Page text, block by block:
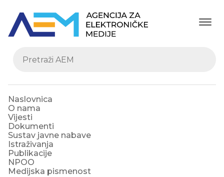
Naslovnica
O nama
Vijesti
Dokumenti
Sustav javne nabave
Istraživanja
Publikacije
NPOO
Medijska pismenost